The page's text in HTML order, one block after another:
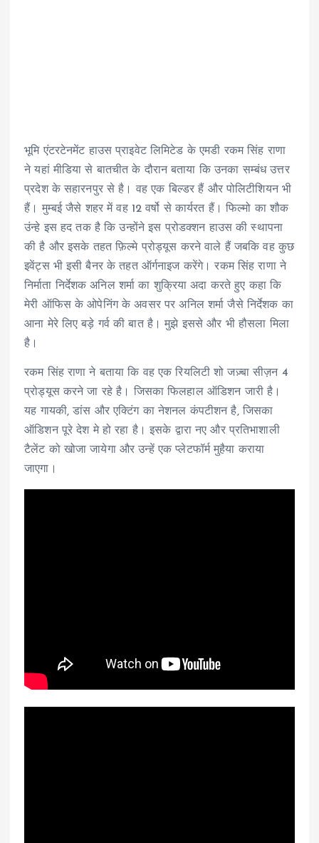
भूमि एंटरटेनमेंट हाउस प्राइवेट लिमिटेड के एमडी रकम सिंह राणा
ने यहां मीडिया से बातचीत के दौरान बताया कि उनका सम्बंध उत्तर
प्रदेश के सहारनपुर से है। वह एक बिल्डर हैं और पोलिटीशियन भी
हैं। मुम्बई जैसे शहर में वह 12 वर्षो से कार्यरत हैं। फिल्मो का शौक
उंन्हे इस हद तक है कि उन्होंने इस प्रोडक्शन हाउस की स्थापना
की है और इसके तहत फ़िल्मे प्रोड्यूस करने वाले हैं जबकि वह कुछ
इवेंट्स भी इसी बैनर के तहत ऑर्गनाइज करेंगे। रकम सिंह राणा ने
निर्माता निर्देशक अनिल शर्मा का शुक्रिया अदा करते हुए कहा कि
मेरी ऑफिस के ओपेनिंग के अवसर पर अनिल शर्मा जैसे निर्देशक का
आना मेरे लिए बड़े गर्व की बात है। मुझे इससे और भी हौसला मिला
है।
रकम सिंह राणा ने बताया कि वह एक रियलिटी शो जज़्बा सीज़न 4
प्रोड्यूस करने जा रहे है। जिसका फिलहाल ऑडिशन जारी है।
यह गायकी, डांस और एक्टिंग का नेशनल कंपटीशन है, जिसका
ऑडिशन पूरे देश मे हो रहा है। इसके द्वारा नए और प्रतिभाशाली
टैलेंट को खोजा जायेगा और उन्हें एक प्लेटफॉर्म मुहैया कराया
जाएगा।